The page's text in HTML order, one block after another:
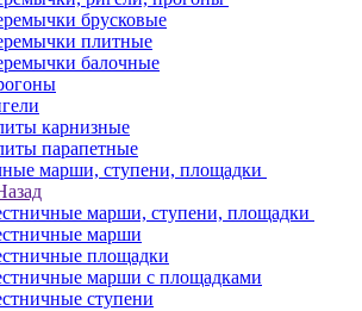
брусковые
плитные
балочные
карнизные
парапетные
марши, ступени, площадки
марши, ступени, площадки
марши
площадки
марши с площадками
ступени